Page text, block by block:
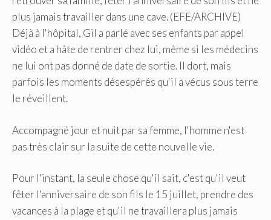
Déjà à l'hôpital, Gil a parlé avec ses enfants par appel
vidéo et a hâte de rentrer chez lui, même si les médecins
ne lui ont pas donné de date de sortie. Il dort, mais
parfois les moments désespérés qu'il a vécus sous terre
le réveillent.
Accompagné jour et nuit par sa femme, l'homme n'est
pas très clair sur la suite de cette nouvelle vie.
Pour l'instant, la seule chose qu'il sait, c'est qu'il veut
fêter l'anniversaire de son fils le 15 juillet, prendre des
vacances à la plage et qu'il ne travaillera plus jamais